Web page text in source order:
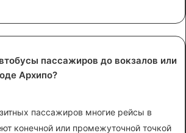
пассажиров до вокзалов или
Архипо?
пассажиров многие рейсы в
конечной или промежуточной точкой